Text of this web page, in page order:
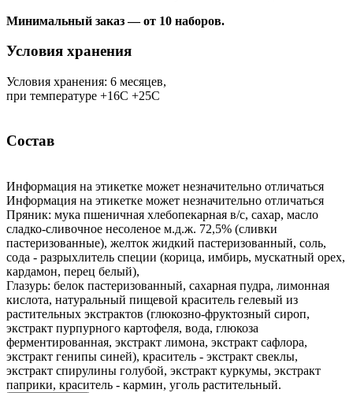
Минимальный заказ — от 10 наборов.
Условия хранения
Условия хранения: 6 месяцев,
при температуре +16С +25С
Состав
Информация на этикетке может незначительно отличаться
Информация на этикетке может незначительно отличаться
Пряник: мука пшеничная хлебопекарная в/с, сахар, масло
сладко-сливочное несоленое м.д.ж. 72,5% (сливки
пастеризованные), желток жидкий пастеризованный, соль,
сода - разрыхлитель специи (корица, имбирь, мускатный орех,
кардамон, перец белый),
Глазурь: белок пастеризованный, сахарная пудра, лимонная
кислота, натуральный пищевой краситель гелевый из
растительных экстрактов (глюкозно-фруктозный сироп,
экстракт пурпурного картофеля, вода, глюкоза
ферментированная, экстракт лимона, экстракт сафлора,
экстракт генипы синей), краситель - экстракт свеклы,
экстракт спирулины голубой, экстракт куркумы, экстракт
паприки, краситель - кармин, уголь растительный.